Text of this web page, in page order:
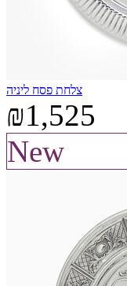
צלחת פסח ליניה
₪1,525
New